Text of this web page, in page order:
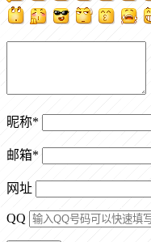
昵称*
邮箱*
网址
QQ